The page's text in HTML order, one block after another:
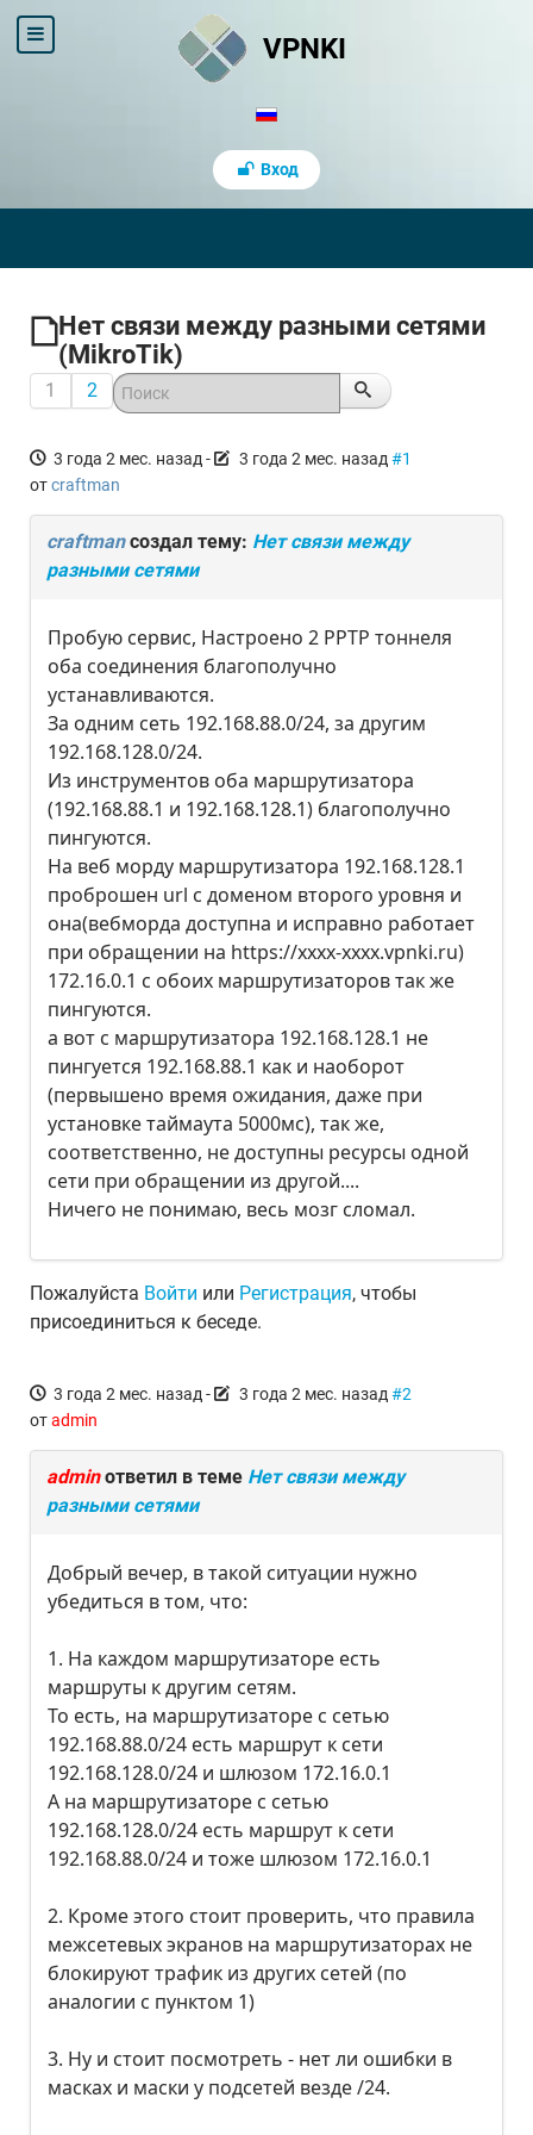
VPNKI
Вход
Нет связи между разными сетями
(MikroTik)
1 2
3 года 2 мес. назад - 3 года 2 мес. назад #1
отcraftman
craftmanсоздал тему: Нет связи между
разными сетями
Пробую сервис, Настроено 2 PPTP тоннеля
оба соединения благополучно
устанавливаются.
За одним сеть 192.168.88.0/24, за другим
192.168.128.0/24.
Из инструментов оба маршрутизатора
(192.168.88.1 и 192.168.128.1) благополучно
пингуются.
На веб морду маршрутизатора 192.168.128.1
проброшен url с доменом второго уровня и
она(вебморда доступна и исправно работает
при обращении на httрs://хххх-хххх.vpnki.ru)
172.16.0.1 с обоих маршрутизаторов так же
пингуются.
а вот с маршрутизатора 192.168.128.1 не
пингуется 192.168.88.1 как и наоборот
(первышено время ожидания, даже при
установке таймаута 5000мс), так же,
соответственно, не доступны ресурсы одной
сети при обращении из другой....
Ничего не понимаю, весь мозг сломал.
Пожалуйста Войти или Регистрация, чтобы
присоединиться к беседе.
3 года 2 мес. назад - 3 года 2 мес. назад #2
отadmin
adminответил в теме Нет связи между
разными сетями
Добрый вечер, в такой ситуации нужно
убедиться в том, что:
1. На каждом маршрутизаторе есть
маршруты к другим сетям.
То есть, на маршрутизаторе с сетью
192.168.88.0/24 есть маршрут к сети
192.168.128.0/24 и шлюзом 172.16.0.1
А на маршрутизаторе с сетью
192.168.128.0/24 есть маршрут к сети
192.168.88.0/24 и тоже шлюзом 172.16.0.1
2. Кроме этого стоит проверить, что правила
межсетевых экранов на маршрутизаторах не
блокируют трафик из других сетей (по
аналогии с пунктом 1)
3. Ну и стоит посмотреть - нет ли ошибки в
масках и маски у подсетей везде /24.